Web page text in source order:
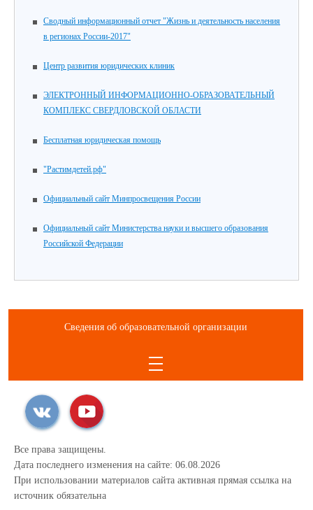
Сводный информационный отчет "Жизнь и деятельность населения
в регионах России-2017"
Центр развития юридических клиник
ЭЛЕКТРОННЫЙ ИНФОРМАЦИОННО-ОБРАЗОВАТЕЛЬНЫЙ
КОМПЛЕКС СВЕРДЛОВСКОЙ ОБЛАСТИ
Бесплатная юридическая помощь
"Растимдетей.рф"
Официальный сайт Минпросвещения России
Официальный сайт Министерства науки и высшего образования
Российской Федерации
Сведения об образовательной организации
Все права защищены.
Дата последнего изменения на сайте: 06.08.2026
При использовании материалов сайта активная прямая ссылка на
источник обязательна